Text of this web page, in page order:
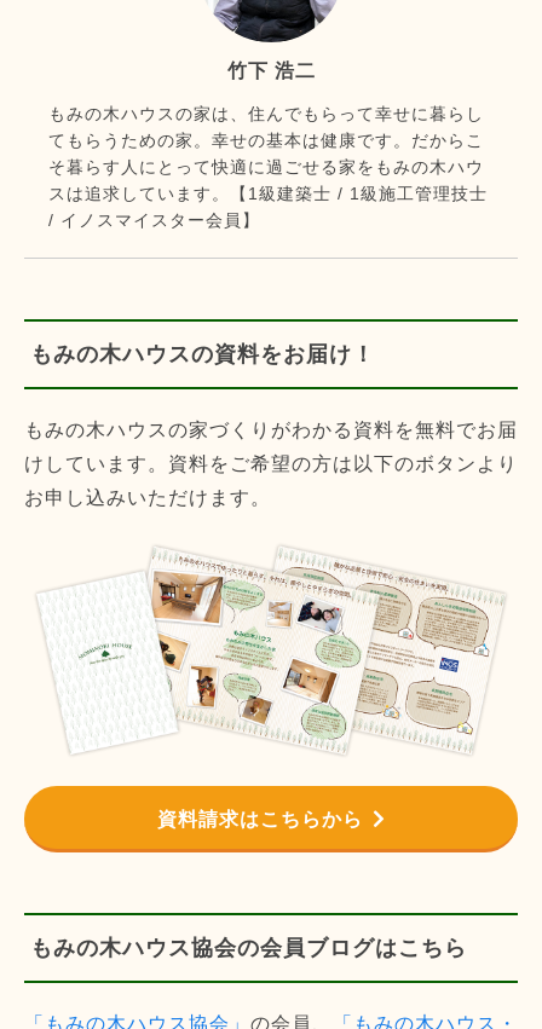
竹下 浩二
もみの木ハウスの家は、住んでもらって幸せに暮らし
てもらうための家。幸せの基本は健康です。だからこ
そ暮らす人にとって快適に過ごせる家をもみの木ハウ
スは追求しています。【1級建築士 / 1級施工管理技士
/ イノスマイスター会員】
もみの木ハウスの資料をお届け！
もみの木ハウスの家づくりがわかる資料を無料でお届
けしています。資料をご希望の方は以下のボタンより
お申し込みいただけます。
資料請求はこちらから
もみの木ハウス協会の会員ブログはこちら
「もみの木ハウス協会」 の会員、 「もみの木ハウス・